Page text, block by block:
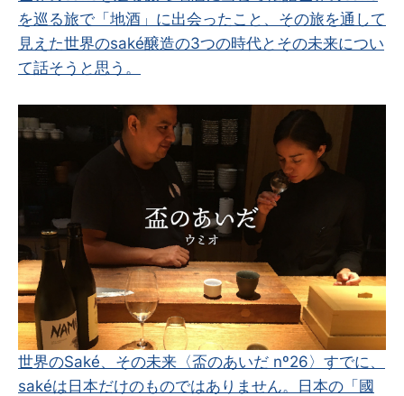
を巡る旅で「地酒」に出会ったこと、その旅を通して
見えた世界のsaké醸造の3つの時代とその未来につい
て話そうと思う。
世界のSaké、その未来〈盃のあいだ nº26〉 すでに、
sakéは日本だけのものではありません。日本の「國